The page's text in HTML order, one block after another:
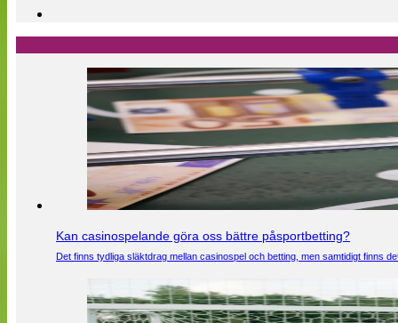
Kan casinospelande göra oss bättre påsportbetting?
Det finns tydliga släktdrag mellan casinospel och betting, men samtidigt finns